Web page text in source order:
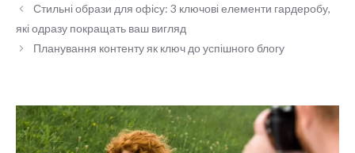
Стильні образи для офісу: 3 ключові елементи гардеробу,
які одразу покращать ваш вигляд
Планування контенту як ключ до успішного блогу